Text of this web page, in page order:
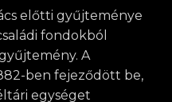
előtti gyűjteménye
fondokból
A
ben fejeződött be,
egységet